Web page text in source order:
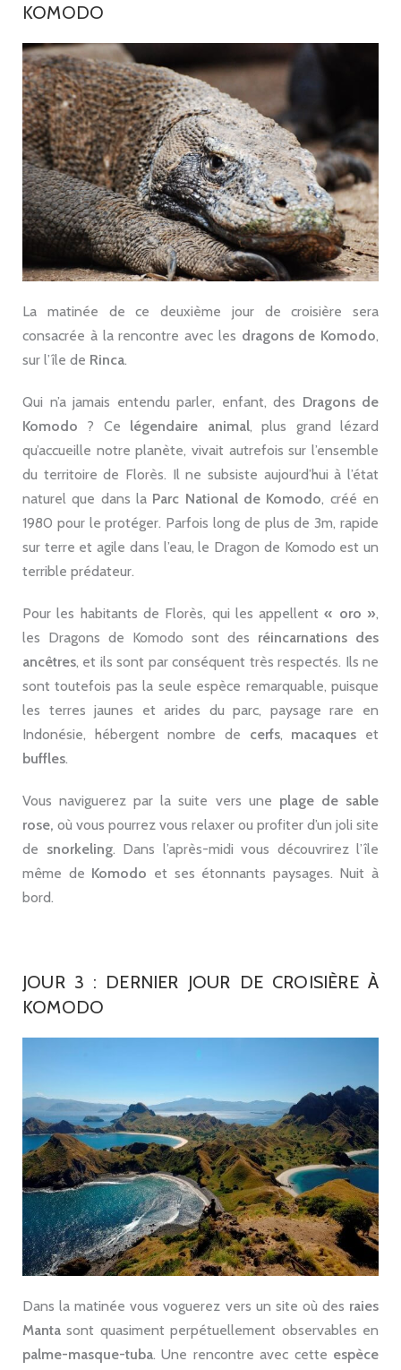
KOMODO
La matinée de ce deuxième jour de croisière sera
consacrée à la rencontre avec les dragons de Komodo,
sur l’île de Rinca.
Qui n’a jamais entendu parler, enfant, des Dragons de
Komodo ? Ce légendaire animal, plus grand lézard
qu’accueille notre planète, vivait autrefois sur l’ensemble
du territoire de Florès. Il ne subsiste aujourd’hui à l’état
naturel que dans la Parc National de Komodo, créé en
1980 pour le protéger. Parfois long de plus de 3m, rapide
sur terre et agile dans l’eau, le Dragon de Komodo est un
terrible prédateur.
Pour les habitants de Florès, qui les appellent« oro »,
les Dragons de Komodo sont des réincarnations des
ancêtres, et ils sont par conséquent très respectés. Ils ne
sont toutefois pas la seule espèce remarquable, puisque
les terres jaunes et arides du parc, paysage rare en
Indonésie, hébergent nombre de cerfs, macaques et
buffles.
Vous naviguerez par la suite vers une plage de sable
rose, où vous pourrez vous relaxer ou profiter d’un joli site
de snorkeling. Dans l’après-midi vous découvrirez l’île
même de Komodo et ses étonnants paysages. Nuit à
bord.
JOUR 3 : DERNIER JOUR DE CROISIÈRE À
KOMODO
Dans la matinée vous voguerez vers un site où des raies
Manta sont quasiment perpétuellement observables en
palme-masque-tuba. Une rencontre avec cette espèce